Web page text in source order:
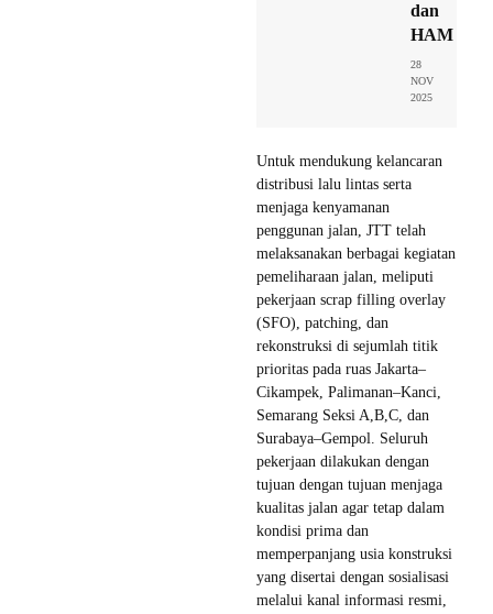
dan
HAM
28
NOV
2025
Untuk mendukung kelancaran
distribusi lalu lintas serta
menjaga kenyamanan
penggunan jalan, JTT telah
melaksanakan berbagai kegiatan
pemeliharaan jalan, meliputi
pekerjaan scrap filling overlay
(SFO), patching, dan
rekonstruksi di sejumlah titik
prioritas pada ruas Jakarta–
Cikampek, Palimanan–Kanci,
Semarang Seksi A,B,C, dan
Surabaya–Gempol. Seluruh
pekerjaan dilakukan dengan
tujuan dengan tujuan menjaga
kualitas jalan agar tetap dalam
kondisi prima dan
memperpanjang usia konstruksi
yang disertai dengan sosialisasi
melalui kanal informasi resmi,